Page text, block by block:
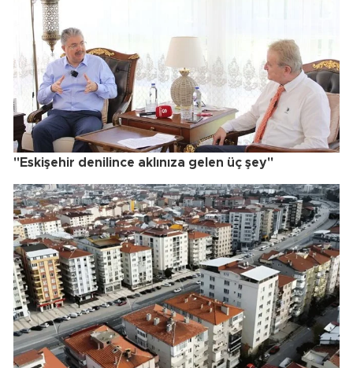
"Eskişehir denilince aklınıza gelen üç şey"